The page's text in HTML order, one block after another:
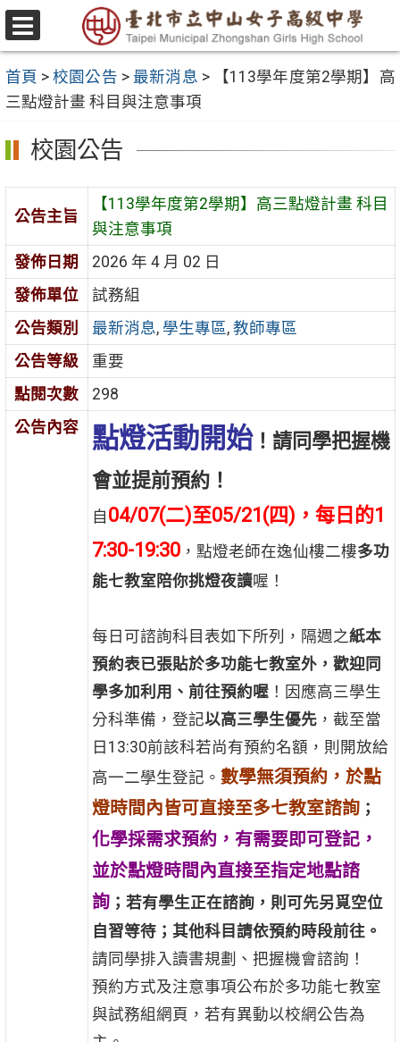
跳
至
要
內
容
區
選
單
首頁 >校園公告 > 最新消息 >
【113學年度第2學期】高
三點燈計畫 科目與注意事項
校園公告
公告主旨
【113學年度第2學期】高三點燈計畫 科目
與注意事項
發佈日期
2026 年 4 月 02 日
發佈單位
試務組
公告類別
最新消息, 學生專區, 教師專區
公告等級
重要
點閱次數
298
公告內容
點燈活動開始！請同學把握機
會並提前預約！
自 04/07(二)至05/21(四)，每日的1
7:30-19:30，點燈老師在逸仙樓二樓多功
能七教室陪你挑燈夜讀喔！
每日可諮詢科目表如下所列，隔週之紙本
預約表已張貼於多功能七教室外，歡迎同
學多加利用、前往預約喔！因應高三學生
分科準備，登記以高三學生優先，截至當
日13:30前該科若尚有預約名額，則開放給
高一二學生登記。 數學無須預約，於點
燈時間內皆可直接至多七教室諮詢；
化學採需求預約， 有需要即可登記，
並於點燈時間內直接至指定地點諮
詢；若有學生正在諮詢，則可先另覓空位
自習等待；其他科目請依預約時段前往。
請同學排入讀書規劃、把握機會諮詢！
預約方式及注意事項公布於多功能七教室
與試務組網頁，若有異動以校網公告為